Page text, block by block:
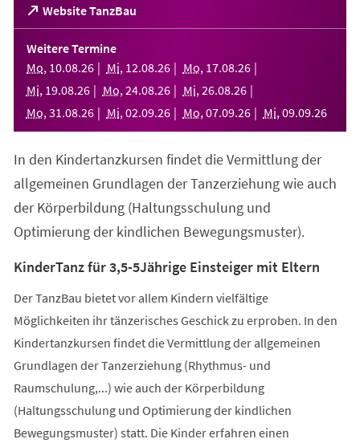
Website TanzBau
(Öffnet
in
einem
neuen
Tab)
Weitere Termine
Mo, 10.08.26 Mi, 12.08.26 Mo, 17.08.26
Mi, 19.08.26 Mo, 24.08.26 Mi, 26.08.26
Mo, 31 .08.26 Mi, 02.09.26 Mo, 07.09.26 Mi, 09.09.26
In den Kindertanzkursen findet die Vermittlung der
allgemeinen Grundlagen der Tanzerziehung wie auch
der Körperbildung (Haltungsschulung und
Optimierung der kindlichen Bewegungsmuster).
KinderTanz für 3,5-5Jährige Einsteiger mit Eltern
Der TanzBau bietet vor allem Kindern vielfältige
Möglichkeiten ihr tänzerisches Geschick zu erproben. In den
Kindertanzkursen findet die Vermittlung der allgemeinen
Grundlagen der Tanzerziehung (Rhythmus- und
Raumschulung,...) wie auch der Körperbildung
(Haltungsschulung und Optimierung der kindlichen
Bewegungsmuster) statt. Die Kinder erfahren einen